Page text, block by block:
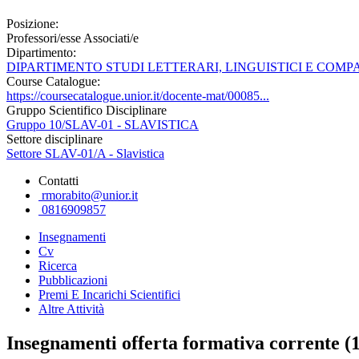
Posizione:
Professori/esse Associati/e
Dipartimento:
DIPARTIMENTO STUDI LETTERARI, LINGUISTICI E
Course Catalogue:
https://coursecatalogue.unior.it/docente-mat/00085...
Gruppo Scientifico Disciplinare
Gruppo 10/SLAV-01 - SLAVISTICA
Settore disciplinare
Settore SLAV-01/A - Slavistica
Contatti
rmorabito@unior.it
0816909857
Insegnamenti
Cv
Ricerca
Pubblicazioni
Premi E Incarichi Scientifici
Altre Attività
Insegnamenti offerta formativa corrente